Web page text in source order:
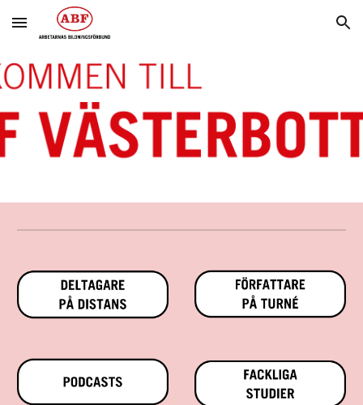
Skip to main content Skip to navigation